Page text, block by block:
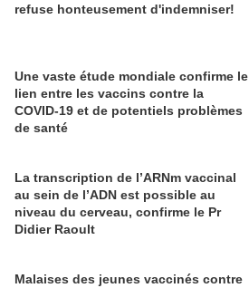
refuse honteusement d'indemniser!
Une vaste étude mondiale confirme le
lien entre les vaccins contre la
COVID-19 et de potentiels problèmes
de santé
La transcription de l’ARNm vaccinal
au sein de l’ADN est possible au
niveau du cerveau, confirme le Pr
Didier Raoult
Malaises des jeunes vaccinés contre